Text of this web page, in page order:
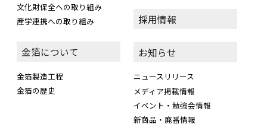
文化財保全への取り組み
産学連携への取り組み
金箔について
金箔製造工程
金箔の歴史
採用情報
お知らせ
ニュースリリース
メディア掲載情報
イベント・勉強会情報
新商品・廃番情報